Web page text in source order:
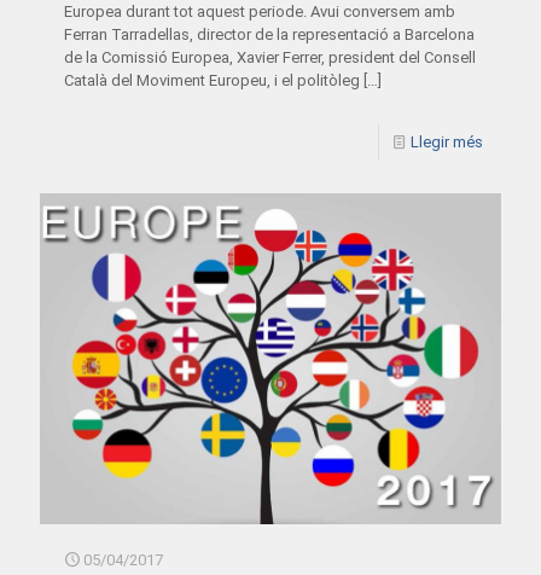
Europea durant tot aquest periode. Avui conversem amb
Ferran Tarradellas, director de la representació a Barcelona
de la Comissió Europea, Xavier Ferrer, president del Consell
Català del Moviment Europeu, i el politòleg
Llegir més
05/04/2017